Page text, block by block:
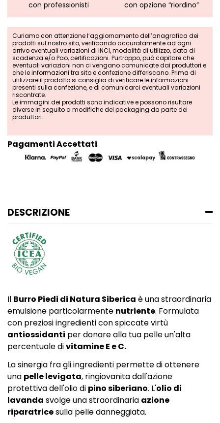
con professionisti
con opzione “riordino”
Curiamo con attenzione l’aggiornamento dell’anagrafica dei
prodotti sul nostro sito, verificando accuratamente ad ogni
arrivo eventuali variazioni di INCI, modalità di utilizzo, data di
scadenza e/o Pao, certificazioni. Purtroppo, può capitare che
eventuali variazioni non ci vengano comunicate dai produttori e
che le informazioni tra sito e confezione differiscano. Prima di
utilizzare il prodotto si consiglia di verificare le informazioni
presenti sulla confezione, e di comunicarci eventuali variazioni
riscontrate.
Le immagini dei prodotti sono indicative e possono risultare
diverse in seguito a modifiche del packaging da parte dei
produttori.
Pagamenti Accettati
DESCRIZIONE
Il Burro Piedi di Natura Siberica è una straordinaria
emulsione particolarmente nutriente. Formulata
con preziosi ingredienti con spiccate virtù
antiossidanti per donare alla tua pelle un'alta
percentuale divitamine E e C.
La sinergia fra gli ingredienti permette di ottenere
una pelle levigata, ringiovanita dall'azione
protettiva dell'olio di pino siberiano. L'olio di
lavanda svolge una straordinaria azione
riparatricesulla pelle danneggiata.